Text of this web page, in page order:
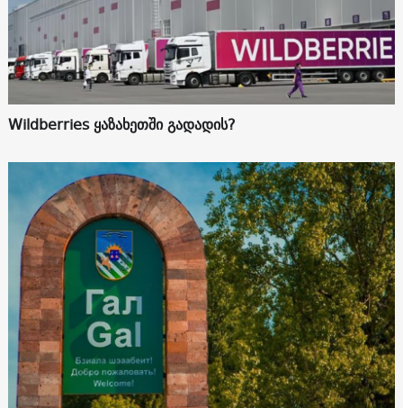
Wildberries ყაზახეთში გადადის?